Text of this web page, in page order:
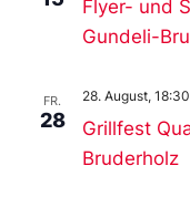
Flyer- und
Gundeli-
FR.
28
Grillfest
Bruderholz
28. August, 18:30